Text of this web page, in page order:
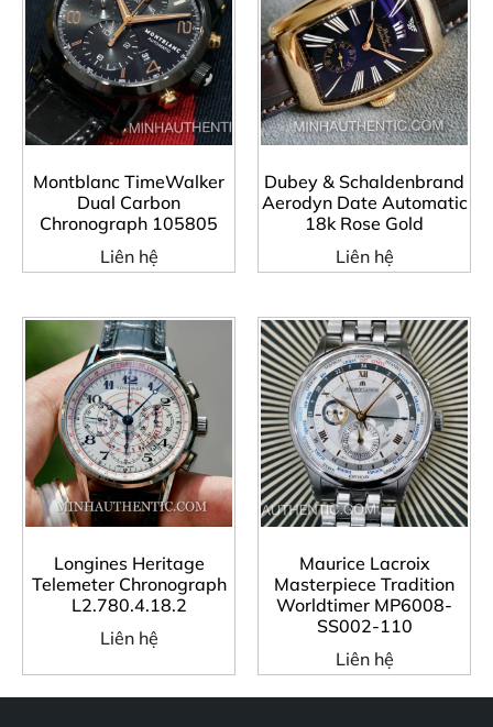
Montblanc TimeWalker
Dual Carbon
Chronograph 105805
Liên hệ
Dubey & Schaldenbrand
Aerodyn Date Automatic
18k Rose Gold
Liên hệ
Longines Heritage
Telemeter Chronograph
L2.780.4.18.2
Liên hệ
Maurice Lacroix
Masterpiece Tradition
Worldtimer MP6008-
SS002-110
Liên hệ